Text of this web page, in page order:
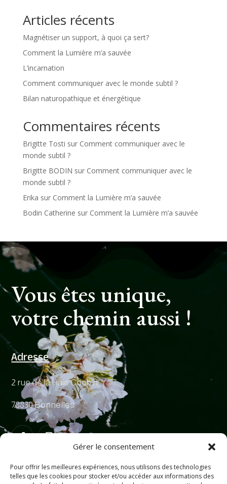
Gérer le consentement
Pour offrir les meilleures expériences, nous utilisons des technologies
telles que les cookies pour stocker et/ou accéder aux informations des
Articles récents
Magnétiser un support, à quoi ça sert?
Comment la Lumière m’a sauvée
L’incarnation
Comment communiquer avec le monde subtil ?
Bilan naturopathique et énergétique
Commentaires récents
Brigitte Tosti sur Comment communiquer avec le
monde subtil ?
Brigitte BODIN sur Comment communiquer avec le
monde subtil ?
Erika sur Comment la Lumière m’a sauvée
Bodin Catherine sur Comment la Lumière m’a sauvée
Vous êtes unique,
votre chemin aussi !
Adresse
2 rue de la Haie Cochin,
78830 Bonnelles